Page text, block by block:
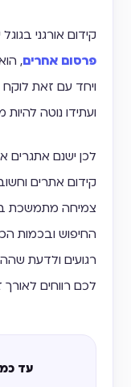
קידום אורגני
פרסום אחרים,
ויחד עם זאת
ועתידו נוטה להיות
קידום אתרים
צמיחה מתמשכת
החיפוש ובכמות
לכם רווחים לאורך
עד